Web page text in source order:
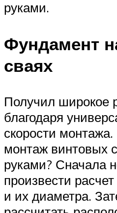
руками.
Фундамент
сваях
Получил широкое
благодаря
скорости
монтаж винтовых
руками? Сначала
произвести
и их диаметра.